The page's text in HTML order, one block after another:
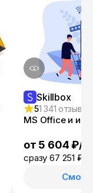
Skillbox
51 341 отзыв
MS Office и
от 5 604 ₽/
сразу 67 251 ₽